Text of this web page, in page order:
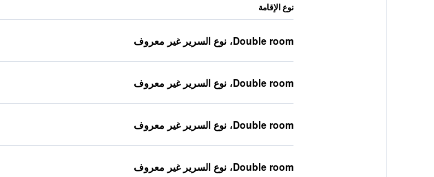
نوع الإقامة
Double room، نوع السرير غير معروف
Double room، نوع السرير غير معروف
Double room، نوع السرير غير معروف
Double room، نوع السرير غير معروف